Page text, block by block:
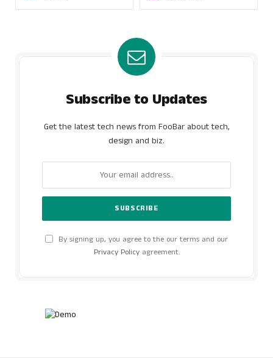
Subscribe to Updates
Get the latest tech news from FooBar about tech,
design and biz.
By signing up, you agree to the our terms and our
Privacy Policyagreement.